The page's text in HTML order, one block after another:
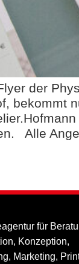
der
bekommt
Alle
für
Konzeption,
Marketing,